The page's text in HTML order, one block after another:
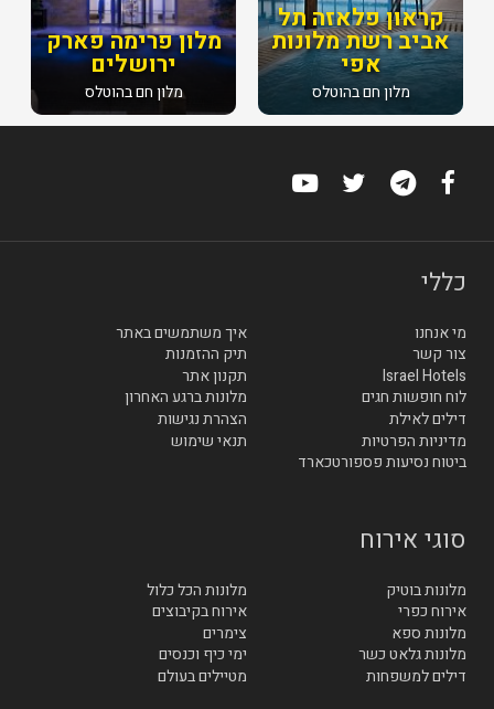
מלון פרימה פארק
ירושלים
מלון חם בהוטלס
קראון פלאזה תל
אביב רשת מלונות
אפי
מלון חם בהוטלס
כללי
מי אנחנו
איך משתמשים באתר
צור קשר
תיק ההזמנות
Israel Hotels
תקנון אתר
לוח חופשות חגים
מלונות ברגע האחרון
דילים לאילת
הצהרת נגישות
מדיניות הפרטיות
תנאי שימוש
ביטוח נסיעות פספורטכארד
סוגי אירוח
מלונות בוטיק
מלונות הכל כלול
אירוח כפרי
אירוח בקיבוצים
מלונות ספא
צימרים
מלונות גלאט כשר
ימי כיף וכנסים
דילים למשפחות
מטיילים בעולם